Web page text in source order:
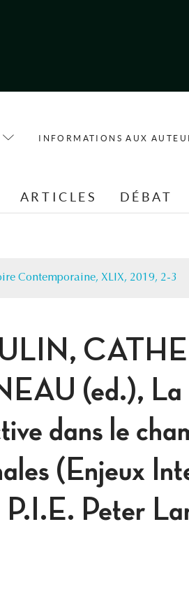
INFORMATIONS AUX
ARTICLES DÉBAT
Contemporaine, XLIX, 2019, 2-3
(ed.), La
dans le
(Enjeux
Peter